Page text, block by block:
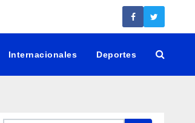
Internacionales Deportes